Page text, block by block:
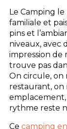
Le Camping
familiale et
pins et
niveaux, avec
impression de
trouve pas
On circule, on
restaurant,
emplacement,
rythme reste
Cecamping